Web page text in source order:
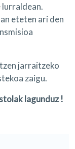
eteten ari den
jarraitzeko
zaigu.
lagunduz !